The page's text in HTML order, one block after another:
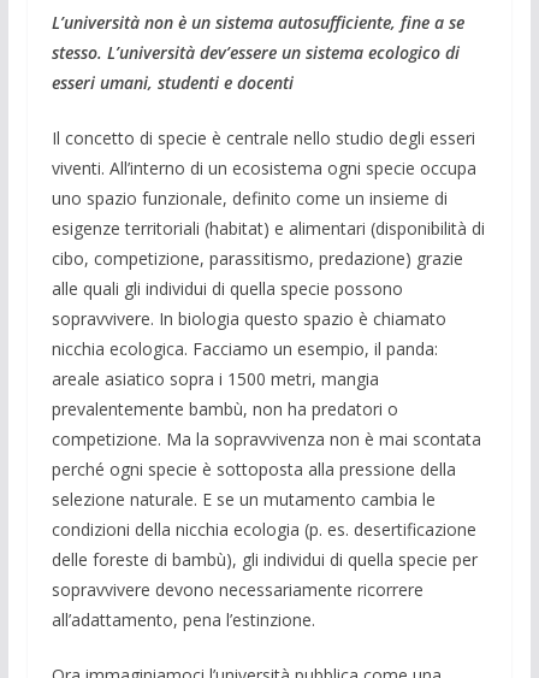
L’università non è un sistema autosufficiente, fine a se
stesso. L’università dev’essere un sistema ecologico di
esseri umani, studenti e docenti
Il concetto di specie è centrale nello studio degli esseri
viventi. All’interno di un ecosistema ogni specie occupa
uno spazio funzionale, definito come un insieme di
esigenze territoriali (habitat) e alimentari (disponibilità di
cibo, competizione, parassitismo, predazione) grazie
alle quali gli individui di quella specie possono
sopravvivere. In biologia questo spazio è chiamato
nicchia ecologica. Facciamo un esempio, il panda:
areale asiatico sopra i 1500 metri, mangia
prevalentemente bambù, non ha predatori o
competizione. Ma la sopravvivenza non è mai scontata
perché ogni specie è sottoposta alla pressione della
selezione naturale. E se un mutamento cambia le
condizioni della nicchia ecologia (p. es. desertificazione
delle foreste di bambù), gli individui di quella specie per
sopravvivere devono necessariamente ricorrere
all’adattamento, pena l’estinzione.